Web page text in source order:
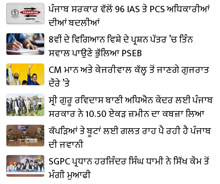
ਪੰਜਾਬ ਸਰਕਾਰ ਵੱਲੋਂ 96 IAS ਤੇ PCS ਅਧਿਕਾਰੀਆਂ
ਦੀਆਂ ਬਦਲੀਆਂ
8ਵੀਂ ਦੇ ਵਿਗਿਆਨ ਵਿਸ਼ੇ ਦੇ ਪ੍ਰਸ਼ਨ ਪੱਤਰ ’ਚ ਤਿੰਨ
ਸਵਾਲ ਪਾਉਣੇ ਭੁੱਲਿਆ PSEB
CM ਮਾਨ ਅਤੇ ਕੇਜਰੀਵਾਲ ਕੱਲ੍ਹ ਤੋਂ ਜਾਣਗੇ ਗੁਜਰਾਤ
ਦੌਰੇ ’ਤੇ
ਸ੍ਰੀ ਗੁਰੂ ਰਵਿਦਾਸ ਬਾਣੀ ਅਧਿਐਨ ਕੇਂਦਰ ਲਈ ਪੰਜਾਬ
ਸਰਕਾਰ ਨੇ 10.50 ਏਕੜ ਜ਼ਮੀਨ ਦਾ ਕਬਜ਼ਾ ਲਿਆ
ਕੱਪੜਿਆਂ ਤੇ ਬੂਟਾਂ ਲਈ ਗਲਤ ਰਾਹ ਪੈ ਰਹੀ ਹੈ ਪੰਜਾਬ
ਦੀ ਜਵਾਨੀ
SGPC ਪ੍ਰਧਾਨ ਹਰਜਿੰਦਰ ਸਿੰਘ ਧਾਮੀ ਨੇ ਸਿੱਖ ਕੌਮ ਤੋਂ
ਮੰਗੀ ਮੁਆਫੀ